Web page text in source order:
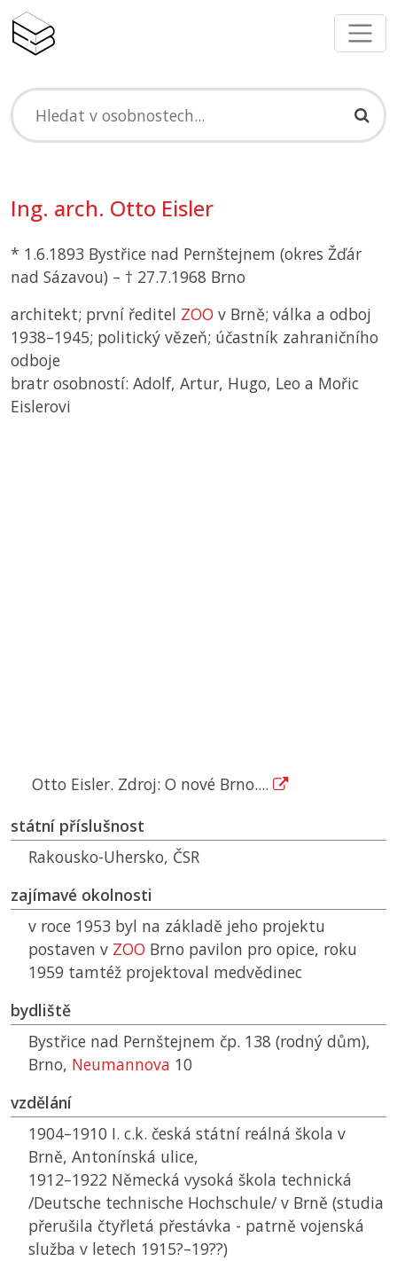
Ing. arch. Otto Eisler
* 1.6.1893 Bystřice nad Pernštejnem (okres Žďár
nad Sázavou) – † 27.7.1968 Brno
architekt; první ředitel ZOO v Brně; válka a odboj
1938–1945; politický vězeň; účastník zahraničního
odboje
bratr osobností: Adolf, Artur, Hugo, Leo a Mořic
Eislerovi
Otto Eisler. Zdroj: O nové Brno....
státní příslušnost
Rakousko-Uhersko, ČSR
zajímavé okolnosti
v roce 1953 byl na základě jeho projektu
postaven v ZOO Brno pavilon pro opice, roku
1959 tamtéž projektoval medvědinec
bydliště
Bystřice nad Pernštejnem čp. 138 (rodný dům),
Brno, Neumannova 10
vzdělání
1904–1910 I. c.k. česká státní reálná škola v
Brně, Antonínská ulice,
1912–1922 Německá vysoká škola technická
/Deutsche technische Hochschule/ v Brně (studia
přerušila čtyřletá přestávka - patrně vojenská
služba v letech 1915?–19??)